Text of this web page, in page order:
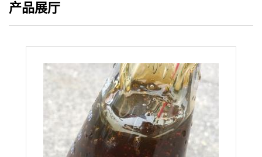
产品展厅